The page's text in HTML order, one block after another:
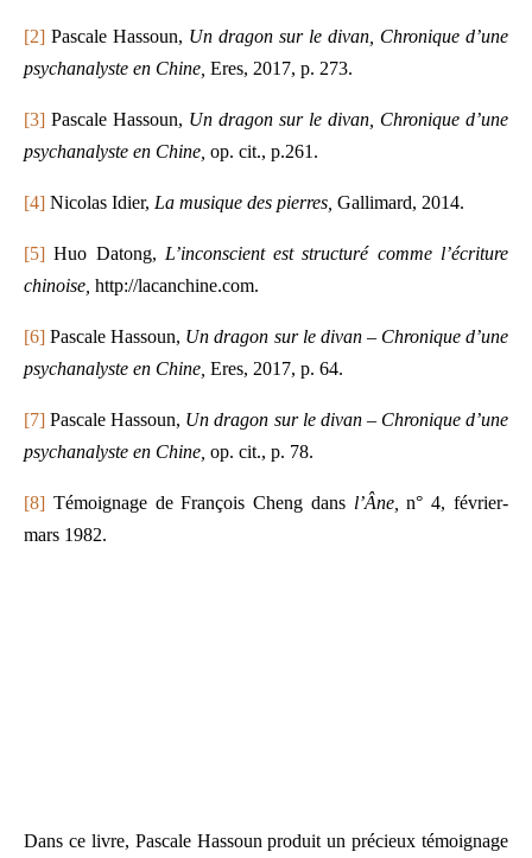
[2] Pascale Hassoun, Un dragon sur le divan, Chronique d’une
psychanalyste en Chine, Eres, 2017, p. 273.
[3] Pascale Hassoun, Un dragon sur le divan, Chronique d’une
psychanalyste en Chine, op. cit., p.261.
[4] Nicolas Idier, La musique des pierres, Gallimard, 2014.
[5] Huo Datong, L’inconscient est structuré comme l’écriture
chinoise, http://lacanchine.com.
[6] Pascale Hassoun, Un dragon sur le divan – Chronique d’une
psychanalyste en Chine, Eres, 2017, p. 64.
[7] Pascale Hassoun, Un dragon sur le divan – Chronique d’une
psychanalyste en Chine, op. cit., p. 78.
[8] Témoignage de François Cheng dans l’Âne,n° 4, février-
mars 1982.
Dans ce livre, Pascale Hassoun produit un précieux témoignage